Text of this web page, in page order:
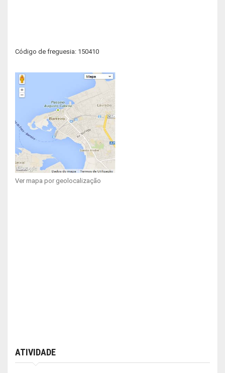
Código de freguesia: 150410
Ver mapa por geolocalização
ATIVIDADE